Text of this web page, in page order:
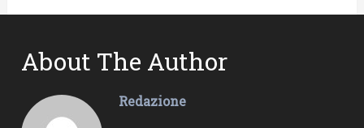
About The Author
Redazione